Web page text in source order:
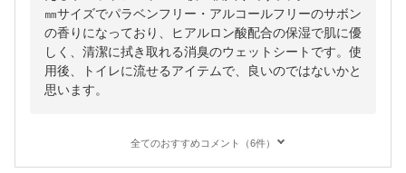
㎜サイズでパラベンフリー・アルコールフリーのサボン
の香りになっており、ヒアルロン酸配合の保湿で肌に優
しく、清潔に拭き取れる消臭のウェットシートです。使
用後、トイレに流せるアイテムで、良いのではないかと
思います。
全てのおすすめコメント（6件）